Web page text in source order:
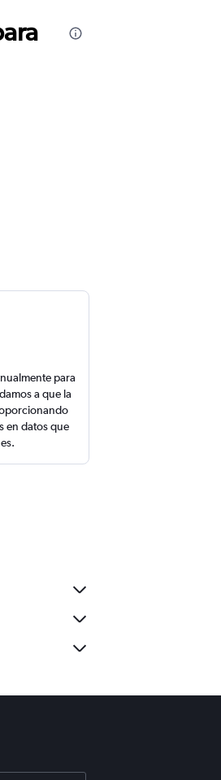
para
a que la
en datos que